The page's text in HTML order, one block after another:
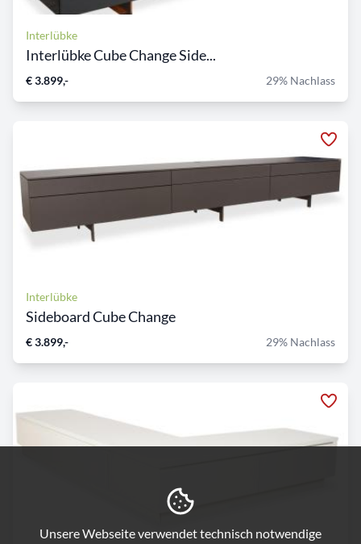
Interlübke
Interlübke Cube Change Side...
€ 3.899,- 29% Nachlass
Interlübke
Sideboard Cube Change
€ 3.899,- 29% Nachlass
Unsere Webseite verwendet technisch notwendige